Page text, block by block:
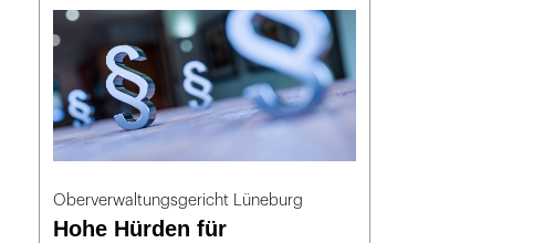
Oberverwaltungsgericht Lüneburg
Hohe Hürden für